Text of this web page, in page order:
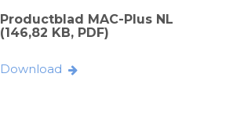
Productblad MAC-Plus NL
(146,82 KB, PDF)
Download